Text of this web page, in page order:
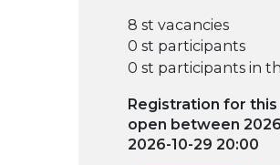
8 st vacancies
0 st participants
0 st participants in
Registration for
open between
2026-10-29 20:00